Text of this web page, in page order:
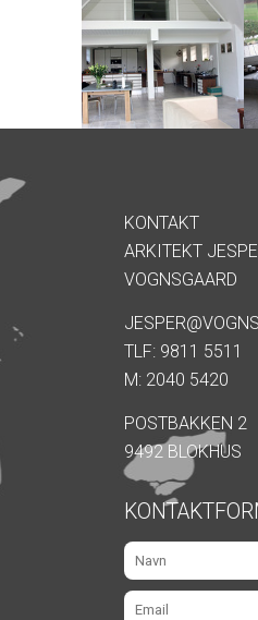
KONTAKT
ARKITEKT
VOGNSGAARD
TLF: 9811 5511
M: 2040 5420
POSTBAKKEN 2
9492 BLOKHUS